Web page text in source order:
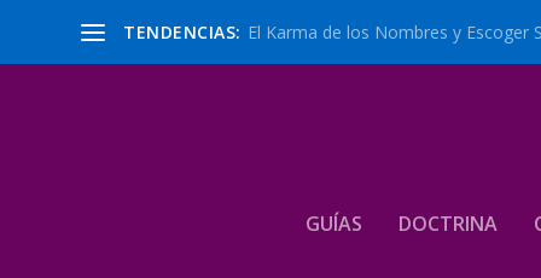
TENDENCIAS: El Karma de los Nombres y Escoger
GUÍAS DOCTRINA